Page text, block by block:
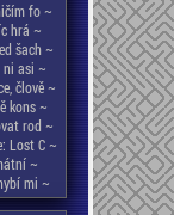
fo ~
hrá ~
šach ~
asi ~
člově ~
kons ~
rod ~
Lost C ~
~
mi ~